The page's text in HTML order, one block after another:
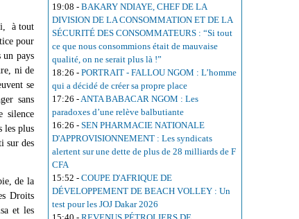
à tout
pour
un pays
ni de
se
sans
silence
les plus
sur des
de la
Droits
et les
19:08 - BAKARY NDIAYE, CHEF DE LA
DIVISION DE LA CONSOMMATION ET DE LA
SÉCURITÉ DES CONSOMMATEURS : “Si tout
ce que nous consommions était de mauvaise
qualité, on ne serait plus là !”
18:26 - PORTRAIT - FALLOU NGOM : L’homme
qui a décidé de créer sa propre place
17:26 -ANTA BABACAR NGOM : Les
paradoxes d’une relève balbutiante
16:26 - SEN PHARMACIE NATIONALE
D'APPROVISIONNEMENT : Les syndicats
alertent sur une dette de plus de 28 milliards de F
CFA
15:52 - COUPE D'AFRIQUE DE
DÉVELOPPEMENT DE BEACH VOLLEY : Un
test pour les JOJ Dakar 2026